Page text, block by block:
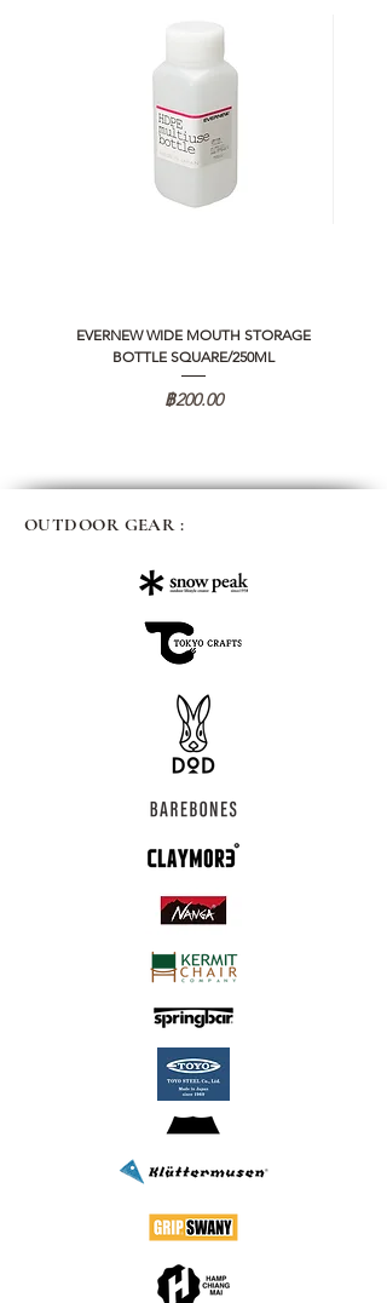
EVERNEW WIDE MOUTH STORAGE
BOTTLE SQUARE/250ML
ราคา
฿200.00
OUTDOOR GEAR :